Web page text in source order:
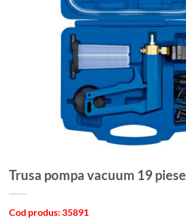
Trusa pompa vacuum 19 piese
Cod produs: 35891